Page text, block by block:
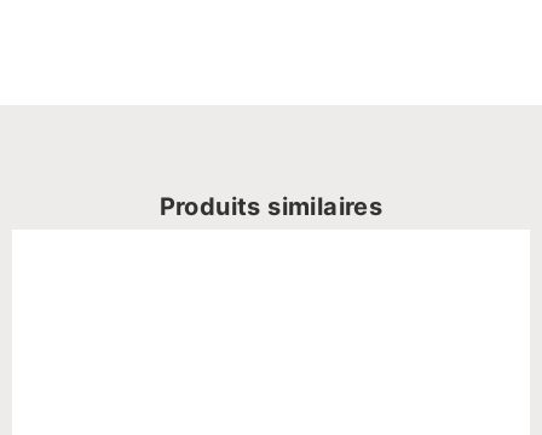
Produits similaires